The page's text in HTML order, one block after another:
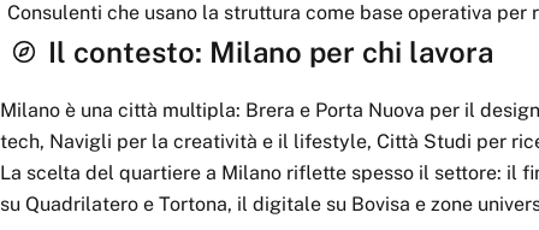
Consulenti che usano la struttura come base operativa per
Il contesto: Milano per chi lavora
Milano è una città multipla: Brera e Porta Nuova per il
tech, Navigli per la creatività e il lifestyle, Città Studi per
La scelta del quartiere a Milano riflette spesso il settore: il
su Quadrilatero e Tortona, il digitale su Bovisa e zone